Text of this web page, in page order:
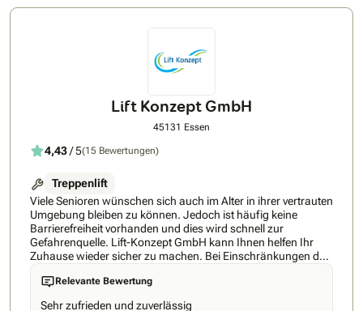
Unterstützung bei Förderungen & Zuschüssen • Bis zu 100
Lift Konzept GmbH
45131 Essen
4,43/ 5(15 Bewertungen)
Treppenlift
Viele Senioren wünschen sich auch im Alter in ihrer vertrauten
Umgebung bleiben zu können. Jedoch ist häufig keine
Barrierefreiheit vorhanden und dies wird schnell zur
Gefahrenquelle. Lift-Konzept GmbH kann Ihnen helfen Ihr
Zuhause wieder sicher zu machen. Bei Einschränkungen der
Bewegungsfreiheit stellen Treppen oftmals ein
unüberwindbares Hindernis dar. Das muss aber nicht länger
der Fall sein! Mit einem Lift von Lift-Konzept GmbH ist die
Relevante Bewertung
Sehr zufrieden und zuverlässig